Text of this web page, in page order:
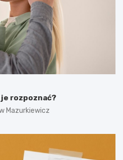
je rozpoznać?
Mazurkiewicz